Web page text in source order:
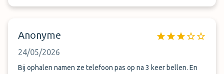
aan !
Anonyme
24/05/2026
Bij ophalen namen ze telefoon pas op na 3 keer bellen. En